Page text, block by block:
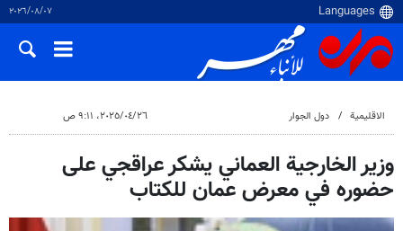
٠٧‏/٠٨‏/٢٠٢٦
الاقلیمیة دول الجوار ٢٦‏/٠٤‏/٢٠٢٥، ٩:١١ ص
وزير الخارجية العماني يشكر عراقجي على
حضوره في معرض عمان للكتاب